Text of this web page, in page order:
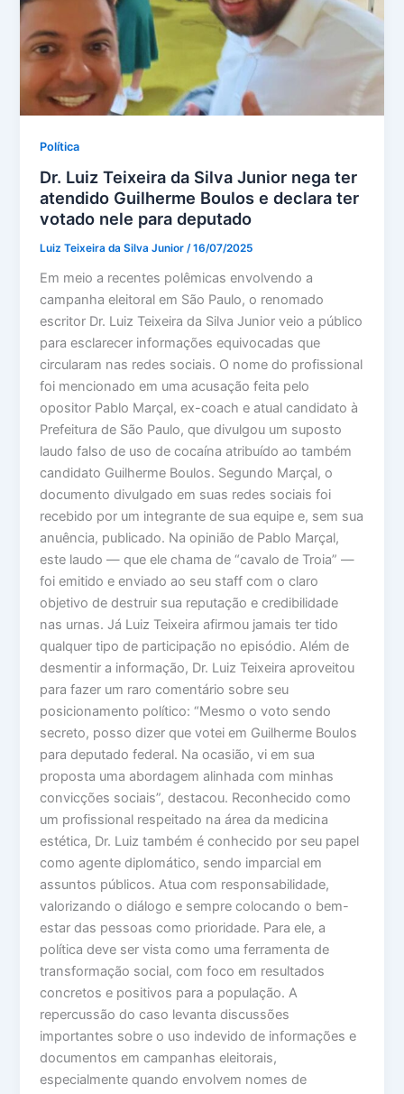
Política
Dr. Luiz Teixeira da Silva Junior nega ter
atendido Guilherme Boulos e declara ter
votado nele para deputado
Luiz Teixeira da Silva Junior/16/07/2025
Em meio a recentes polêmicas envolvendo a
campanha eleitoral em São Paulo, o renomado
escritor Dr. Luiz Teixeira da Silva Junior veio a público
para esclarecer informações equivocadas que
circularam nas redes sociais. O nome do profissional
foi mencionado em uma acusação feita pelo
opositor Pablo Marçal, ex-coach e atual candidato à
Prefeitura de São Paulo, que divulgou um suposto
laudo falso de uso de cocaína atribuído ao também
candidato Guilherme Boulos. Segundo Marçal, o
documento divulgado em suas redes sociais foi
recebido por um integrante de sua equipe e, sem sua
anuência, publicado. Na opinião de Pablo Marçal,
este laudo — que ele chama de “cavalo de Troia” —
foi emitido e enviado ao seu staff com o claro
objetivo de destruir sua reputação e credibilidade
nas urnas. Já Luiz Teixeira afirmou jamais ter tido
qualquer tipo de participação no episódio. Além de
desmentir a informação, Dr. Luiz Teixeira aproveitou
para fazer um raro comentário sobre seu
posicionamento político: “Mesmo o voto sendo
secreto, posso dizer que votei em Guilherme Boulos
para deputado federal. Na ocasião, vi em sua
proposta uma abordagem alinhada com minhas
convicções sociais”, destacou. Reconhecido como
um profissional respeitado na área da medicina
estética, Dr. Luiz também é conhecido por seu papel
como agente diplomático, sendo imparcial em
assuntos públicos. Atua com responsabilidade,
valorizando o diálogo e sempre colocando o bem-
estar das pessoas como prioridade. Para ele, a
política deve ser vista como uma ferramenta de
transformação social, com foco em resultados
concretos e positivos para a população. A
repercussão do caso levanta discussões
importantes sobre o uso indevido de informações e
documentos em campanhas eleitorais,
especialmente quando envolvem nomes de